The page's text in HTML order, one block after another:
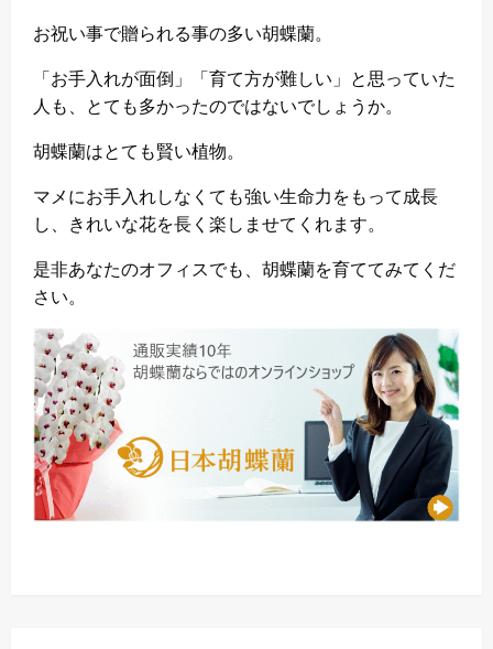
お祝い事で贈られる事の多い胡蝶蘭。
「お手入れが面倒」「育て方が難しい」と思っていた
人も、とても多かったのではないでしょうか。
胡蝶蘭はとても賢い植物。
マメにお手入れしなくても強い生命力をもって成長
し、きれいな花を長く楽しませてくれます。
是非あなたのオフィスでも、胡蝶蘭を育ててみてくだ
さい。